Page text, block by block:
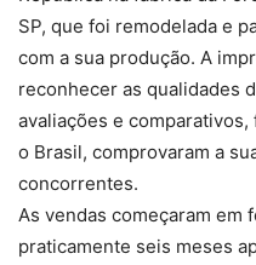
SP, que foi remodelada e
com a sua produção. A
reconhecer as qualidades
avaliações e
o Brasil, comprovaram a
concorrentes.
As vendas começaram em
praticamente seis meses